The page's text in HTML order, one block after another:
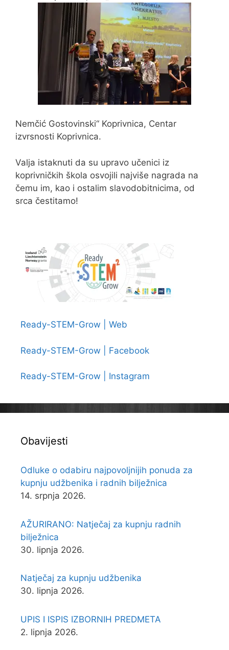
Nemčić Gostovinski“ Koprivnica, Centar
izvrsnosti Koprivnica.
Valja istaknuti da su upravo učenici iz
koprivničkih škola osvojili najviše nagrada na
čemu im, kao i ostalim slavodobitnicima, od
srca čestitamo!
Ready-STEM-Grow | Web
Ready-STEM-Grow | Facebook
Ready-STEM-Grow | Instagram
Obavijesti
Odluke o odabiru najpovoljnijih ponuda za
kupnju udžbenika i radnih bilježnica
14. srpnja 2026.
AŽURIRANO: Natječaj za kupnju radnih
bilježnica
30. lipnja 2026.
Natječaj za kupnju udžbenika
30. lipnja 2026.
UPIS I ISPIS IZBORNIH PREDMETA
2. lipnja 2026.